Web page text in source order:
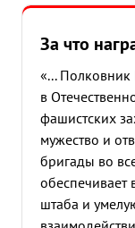
За что
«... Полковник
в
фашистских
мужество и
бригады во
обеспечивает
штаба и